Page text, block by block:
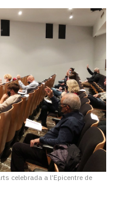
celebrada a l’Epicentre de